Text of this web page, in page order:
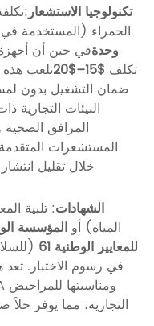
تكنولوجيا الاستشعار
الحمراء (المستخدمة في
وحدةفي حين أن أجهزة
تكلف $15–$20
تلعب
ضمان التشغيل بدون
البيئات التجارية
المرافق الصحية
المستشعرات
خلال تقليل
الشهادات: تلبية
المياه) أو المؤسسة
للمعايير الوطنية 61
في رسوم الاختبار.
التجارية، مما يوفر